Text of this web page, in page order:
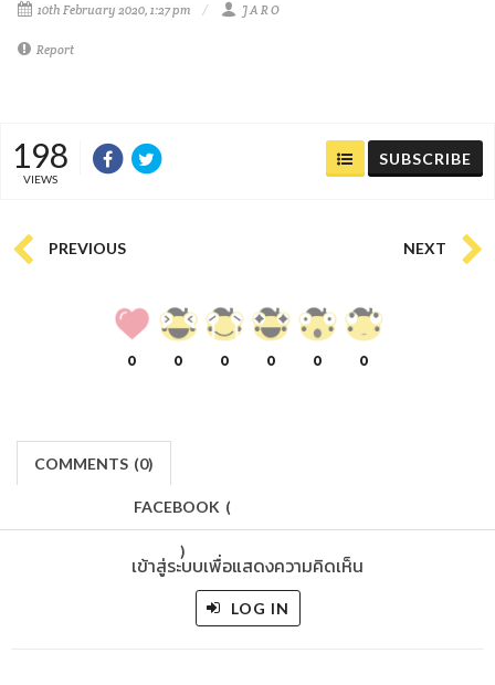
10th February 2020, 1:27 pm J A R O
Report
198
VIEWS
SUBSCRIBE
PREVIOUS NEXT
0 0 0 0 0 0
COMMENTS (0)
FACEBOOK (
)
เข้าสู่ระบบเพื่อแสดงความคิดเห็น
LOG IN